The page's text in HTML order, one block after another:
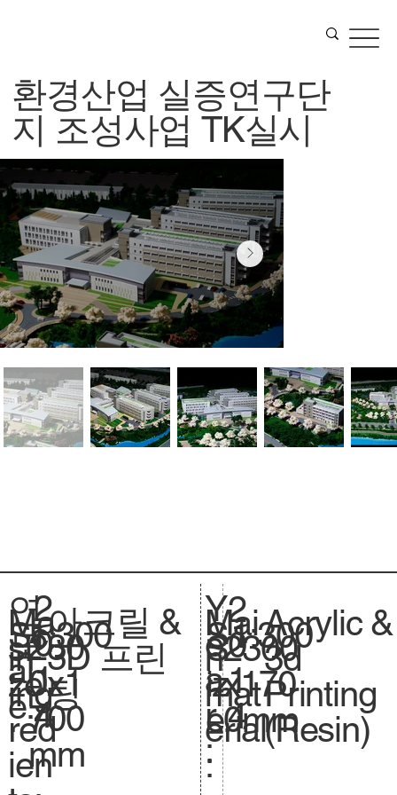
환경산업 실증연구단
지 조성사업 TK실시
연
도
:
2
0
1
4
Ma
in
ing
red
ien
Sc
al
e.
아크릴 &
3D 프린
팅
1:300
si
ze
.
230
0x1
700
mm
Y
e
a
r
:
Mai
n
mat
erial
:
S
.
S
iz
e.
2
0
1
4
1:300
2300
x170
0mm
Acrylic &
3d
Printing
(Resin)